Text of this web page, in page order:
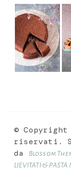
© Copyright
riservati.
da
Blossom
LIEVITATI & PASTA